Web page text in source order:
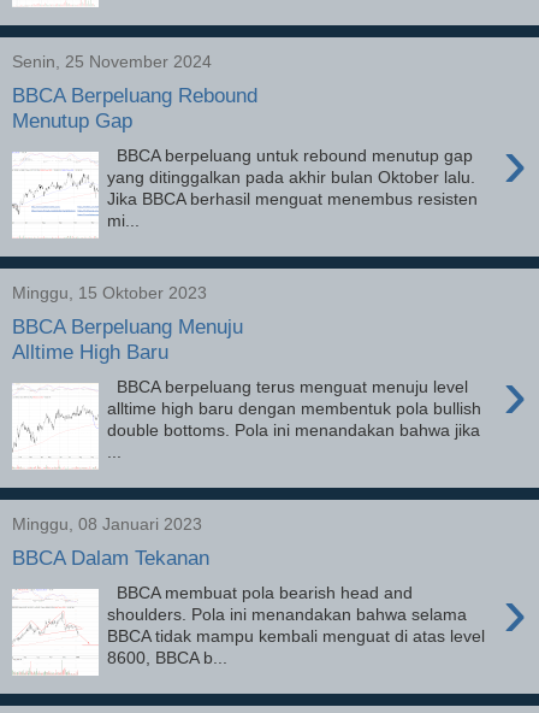
Senin, 25 November 2024
BBCA Berpeluang Rebound
Menutup Gap
›
BBCA berpeluang untuk rebound menutup gap
yang ditinggalkan pada akhir bulan Oktober lalu.
Jika BBCA berhasil menguat menembus resisten
mi...
Minggu, 15 Oktober 2023
BBCA Berpeluang Menuju
Alltime High Baru
›
BBCA berpeluang terus menguat menuju level
alltime high baru dengan membentuk pola bullish
double bottoms. Pola ini menandakan bahwa jika
Minggu, 08 Januari 2023
BBCA Dalam Tekanan
›
BBCA membuat pola bearish head and
shoulders. Pola ini menandakan bahwa selama
BBCA tidak mampu kembali menguat di atas level
8600, BBCA b...